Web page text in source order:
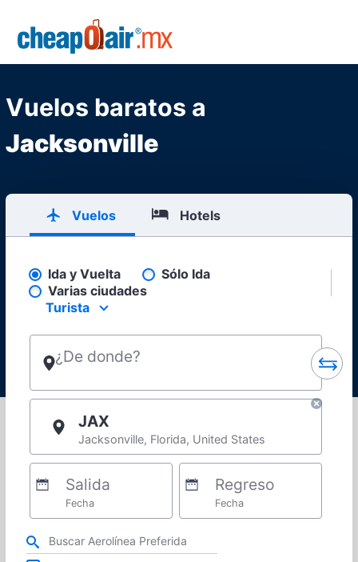
Skip to main content
Vuelos baratos a
Jacksonville
Vuelos Hotels
Pick your flight type
Ida y Vuelta
Sólo Ida
Varias ciudades
Select your preferred seating class.
Turista
¿De donde?
JAX
Jacksonville, Florida, United States
Salida
Fecha
Regreso
Fecha
Refina tu búsqueda por aerolínea, ciudad o aeropuerto o vuelos directos